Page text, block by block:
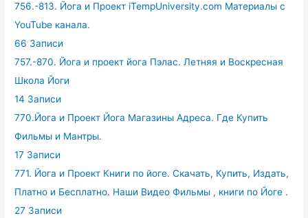
756.-813. Йога и Проект iTempUniversity.com Материалы с
YouTube канала.
66 Записи
757.-870. Йога и проект йога Пэлас. Летняя и Воскресная
Школа Йоги
14 Записи
770.Йога и Проект Йога Магазины Адреса. Где Купить
Фильмы и Мантры.
17 Записи
771. Йога и Проект Книги по йоге. Скачать, Купить, Издать,
Платно и Бесплатно. Наши Видео Фильмы , книги по Йоге .
27 Записи